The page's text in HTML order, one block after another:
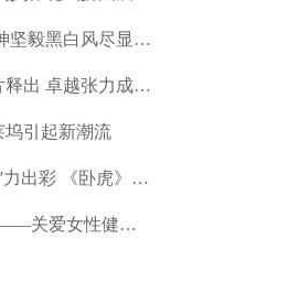
欢子2022最新写真 眼神坚毅黑白风尽显硬汉之气
超模贺聪最新封面大片释出 卓越张力成就诗意时
坞引起新潮流
孙晶晶《人世间》“梅”力出彩 《卧虎》梅子姐
“绚丽三月，健康守护——关爱女性健康线上公益讲